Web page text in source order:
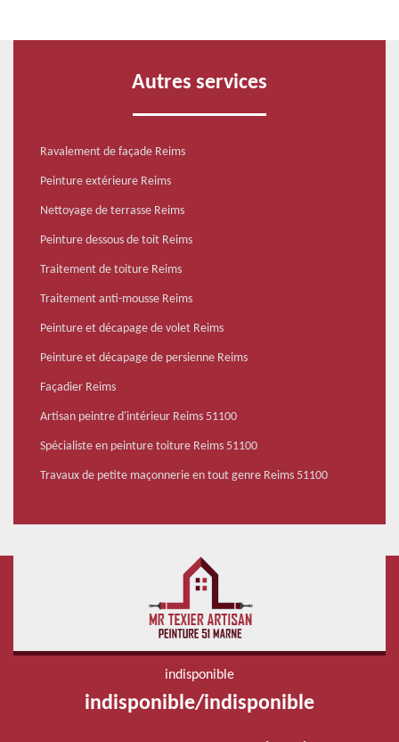
Autres services
Ravalement de façade Reims
Peinture extérieure Reims
Nettoyage de terrasse Reims
Peinture dessous de toit Reims
Traitement de toiture Reims
Traitement anti-mousse Reims
Peinture et décapage de volet Reims
Peinture et décapage de persienne Reims
Façadier Reims
Artisan peintre d'intérieur Reims 51100
Spécialiste en peinture toiture Reims 51100
Travaux de petite maçonnerie en tout genre Reims 51100
indisponible
indisponible/indisponible